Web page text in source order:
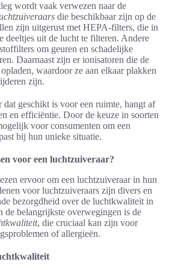
wordt vaak verwezen naar de
die beschikbaar zijn op de
zijn uitgerust met HEPA-filters, die in
deeltjes uit de lucht te filteren. Andere
om geuren en schadelijke
Daarnaast zijn er ionisatoren die de
waardoor ze aan elkaar plakken
zijn.
geschikt is voor een ruimte, hangt af
en efficiëntie. Door de keuze in soorten
voor consumenten om een
bij hun unieke situatie.
voor een luchtzuiveraar?
ervoor om een luchtzuiveraar in hun
voor luchtzuiveraars zijn divers en
bezorgdheid over de luchtkwaliteit in
de belangrijkste overwegingen is de
, die cruciaal kan zijn voor
of allergieën.